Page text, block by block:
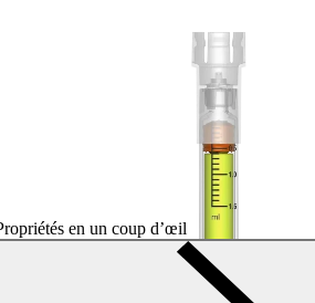
en un coup d’œil